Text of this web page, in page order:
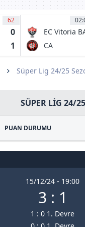
62
0
1
EC Vitoria
CA
PR
Süper Lig 24/25
SÜPER LIG 24/25
PUAN DURUMU
15/12/24 - 19:00
3 : 1
1 : 0 1. Devre